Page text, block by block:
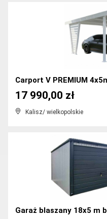
Kalisz/ wielkopolskie
17 990,00 zł